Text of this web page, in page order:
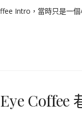
Intro，當時只是一
Eye